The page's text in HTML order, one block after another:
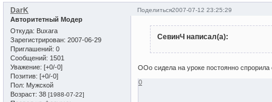
Поделиться2007-07-12 23:25:29
DarK
Авторитетный Модер
Откуда: Buxara
Зарегистрирован: 2007-06-29
Приглашений: 0
Сообщений: 1501
Уважение: [+0/-0]
Позитив: [+0/-0]
Пол: Мужской
Возраст: 38 [1988-07-22]
СевинЧ написал(а):
ООо сидела на уроке постоянно
0